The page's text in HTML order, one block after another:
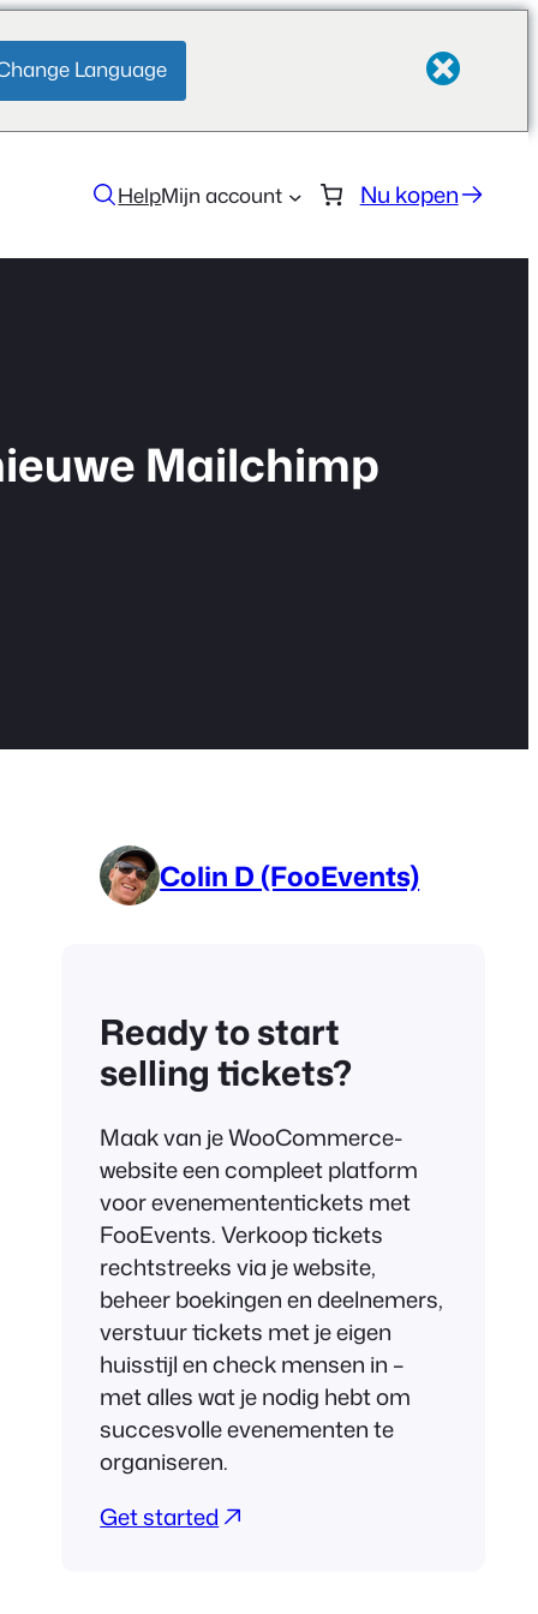
Language
HelpMijn account Nu kopen
Mailchimp
Colin D (FooEvents)
Ready to start
selling tickets?
Maak van je WooCommerce-
website een compleet platform
voor evenemententickets met
FooEvents. Verkoop tickets
rechtstreeks via je website,
beheer boekingen en deelnemers,
verstuur tickets met je eigen
huisstijl en check mensen in –
met alles wat je nodig hebt om
succesvolle evenementen te
organiseren.
Get started